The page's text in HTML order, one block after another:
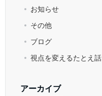
お知らせ
その他
ブログ
視点を変えるたとえ話
アーカイブ